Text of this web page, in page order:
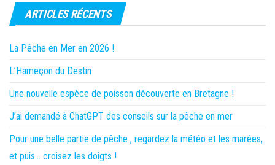
ARTICLES RÉCENTS
La Pêche en Mer en 2026 !
L’Hameçon du Destin
Une nouvelle espèce de poisson découverte en Bretagne !
J’ai demandé à ChatGPT des conseils sur la pêche en mer
Pour une belle partie de pêche , regardez la météo et les marées,
et puis… croisez les doigts !